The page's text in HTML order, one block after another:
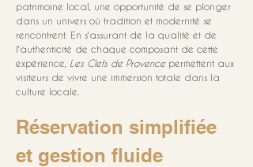
patrimoine local, une opportunité de se plonger
dans un univers où tradition et modernité se
rencontrent. En s'assurant de la qualité et de
l'authenticité de chaque composant de cette
expérience, Les Clefs de Provence permettent aux
visiteurs de vivre une immersion totale dans la
culture locale.
Réservation simplifiée
et gestion fluide